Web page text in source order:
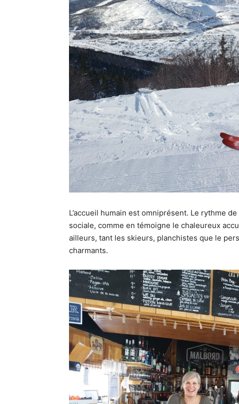
L’accueil humain est omniprésent. Le rythme
sociale, comme en témoigne le chaleureux
ailleurs, tant les skieurs, planchistes que le
charmants.